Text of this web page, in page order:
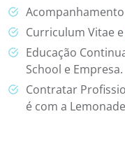
Curriculum Vitae e
Educação
School e Empresa.
Contratar
é com a